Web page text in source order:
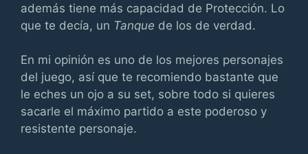
además tiene más capacidad de Protección. Lo
que te decía, un Tanque de los de verdad.
En mi opinión es uno de los mejores personajes
del juego, así que te recomiendo bastante que
le eches un ojo a su set, sobre todo si quieres
sacarle el máximo partido a este poderoso y
resistente personaje.